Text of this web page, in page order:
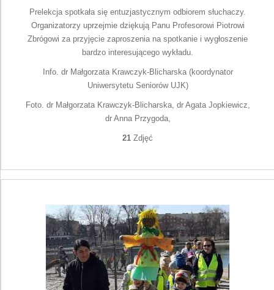
Prelekcja spotkała się entuzjastycznym odbiorem słuchaczy.
Organizatorzy uprzejmie dziękują Panu Profesorowi Piotrowi
Zbrógowi za przyjęcie zaproszenia na spotkanie i wygłoszenie
bardzo interesującego wykładu.
Info. dr Małgorzata Krawczyk-Blicharska (koordynator
Uniwersytetu Seniorów UJK)
Foto. dr Małgorzata Krawczyk-Blicharska, dr Agata Jopkiewicz,
dr Anna Przygoda,
21 Zdjęć